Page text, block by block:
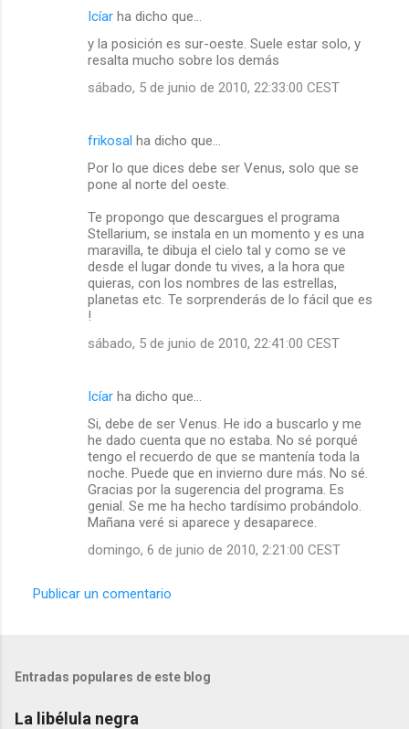
Icíar ha dicho que…
y la posición es sur-oeste. Suele estar solo, y
resalta mucho sobre los demás
sábado, 5 de junio de 2010, 22:33:00 CEST
frikosal ha dicho que…
Por lo que dices debe ser Venus, solo que se
pone al norte del oeste.
Te propongo que descargues el programa
Stellarium, se instala en un momento y es una
maravilla, te dibuja el cielo tal y como se ve
desde el lugar donde tu vives, a la hora que
quieras, con los nombres de las estrellas,
planetas etc. Te sorprenderás de lo fácil que es
!
sábado, 5 de junio de 2010, 22:41:00 CEST
Icíar ha dicho que…
Si, debe de ser Venus. He ido a buscarlo y me
he dado cuenta que no estaba. No sé porqué
tengo el recuerdo de que se mantenía toda la
noche. Puede que en invierno dure más. No sé.
Gracias por la sugerencia del programa. Es
genial. Se me ha hecho tardísimo probándolo.
Mañana veré si aparece y desaparece.
domingo, 6 de junio de 2010, 2:21:00 CEST
Publicar un comentario
Entradas populares de este blog
La libélula negra